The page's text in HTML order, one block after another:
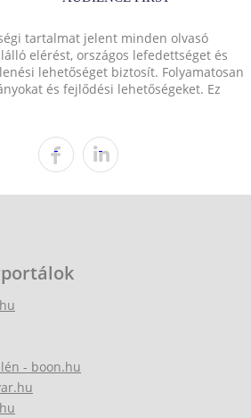
tartalmat jelent minden olvasó
elérést, országos lefedettséget és
lehetőséget biztosít. Folyamatosan
és fejlődési lehetőségeket. Ez
- boon.hu